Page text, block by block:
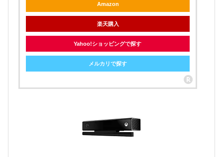
Amazon
楽天購入
Yahoo!ショッピングで探す
メルカリで探す